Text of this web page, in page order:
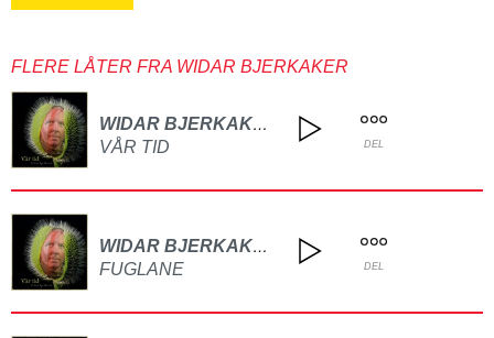
FLERE LÅTER FRA WIDAR BJERKAKER
WIDAR BJERKAKER
VÅR TID DEL
WIDAR BJERKAKER
FUGLANE DEL